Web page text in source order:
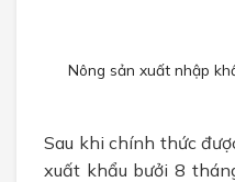
Chính sách bán hàng
TUYỂN DỤNG
Nông sản xuất nhập
Sau khi chính thức
xuất khẩu bưởi 8